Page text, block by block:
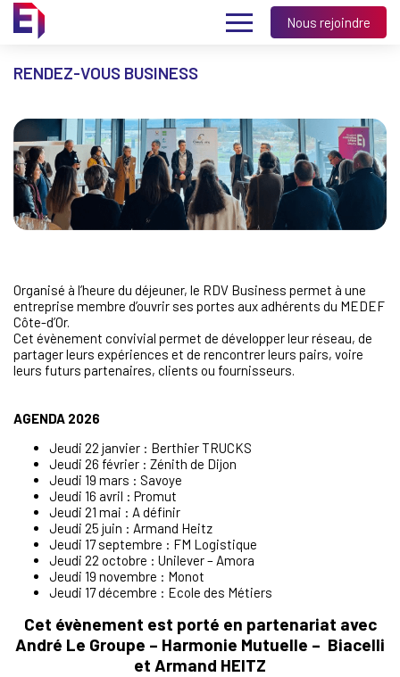
Nous rejoindre
RENDEZ-VOUS BUSINESS
Organisé à l’heure du déjeuner, le RDV Business permet à une
entreprise membre d’ouvrir ses portes aux adhérents du MEDEF
Côte-d’Or.
Cet évènement convivial permet de développer leur réseau, de
partager leurs expériences et de rencontrer leurs pairs, voire
leurs futurs partenaires, clients ou fournisseurs.
AGENDA 2026
Jeudi 22 janvier : Berthier TRUCKS
Jeudi 26 février : Zénith de Dijon
Jeudi 19 mars : Savoye
Jeudi 16 avril : Promut
Jeudi 21 mai : A définir
Jeudi 25 juin : Armand Heitz
Jeudi 17 septembre : FM Logistique
Jeudi 22 octobre : Unilever – Amora
Jeudi 19 novembre : Monot
Jeudi 17 décembre : Ecole des Métiers
Cet évènement est porté en partenariat avec
André Le Groupe – Harmonie Mutuelle – Biacelli
et Armand HEITZ